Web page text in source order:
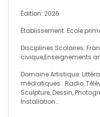
Édition: 2026
Établissement: Ecole
Disciplines Scolaires:
civique,Enseignements
Domaine Artistique:
médiatiques : Radio,
Sculpture, Dessin,
Installation…